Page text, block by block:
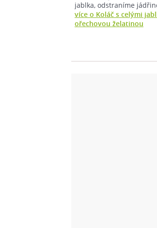
jablka, odstraníme
více o Koláč s celými
ořechovou želatinou